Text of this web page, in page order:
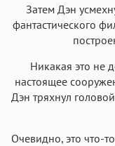
Затем Дэн
фантастического
Никакая это не
настоящее
Дэн тряхнул
Очевидно, это что-